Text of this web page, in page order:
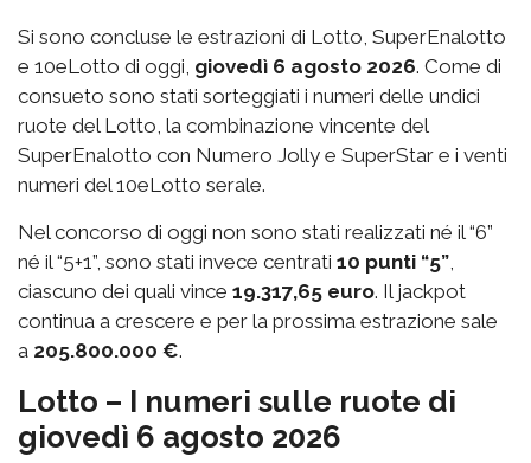
Si sono concluse le estrazioni di Lotto, SuperEnalotto
e 10eLotto di oggi, giovedì 6 agosto 2026. Come di
consueto sono stati sorteggiati i numeri delle undici
ruote del Lotto, la combinazione vincente del
SuperEnalotto con Numero Jolly e SuperStar e i venti
numeri del 10eLotto serale.
Nel concorso di oggi non sono stati realizzati né il “6”
né il “5+1”, sono stati invece centrati 10 punti “5”,
ciascuno dei quali vince 19.317,65 euro. Il jackpot
continua a crescere e per la prossima estrazione sale
a 205.800.000 €.
Lotto – I numeri sulle ruote di
giovedì 6 agosto 2026